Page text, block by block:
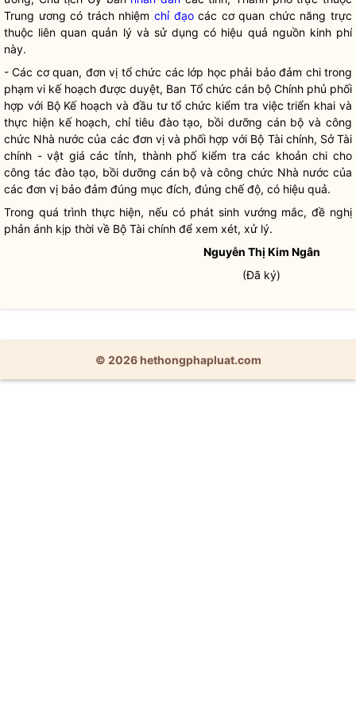
Trung ương có trách nhiệm chỉ đạocác cơ quan chức năng trực
thuộc liên quan quản lý và sử dụng có hiệu quả nguồn kinh phí
này.
- Các cơ quan, đơn vị tổ chức các lớp học phải bảo đảm chi trong
phạm vi kế hoạch được duyệt, Ban Tổ chức cán bộ Chính phủ phối
hợp với Bộ Kế hoạch và đầu tư tổ chức kiểm tra việc triển khai và
thực hiện kế hoạch, chỉ tiêu đào tạo, bồi dưỡng cán bộ và công
chức Nhà nước của các đơn vị và phối hợp với Bộ Tài chính, Sở Tài
chính - vật giá các tỉnh, thành phố kiểm tra các khoản chi cho
công tác đào tạo, bồi dưỡng cán bộ và công chức Nhà nước của
các đơn vị bảo đảm đúng mục đích, đúng chế độ, có hiệu quả.
Trong quá trình thực hiện, nếu có phát sinh vướng mắc, đề nghị
phản ánh kịp thời về Bộ Tài chính để xem xét, xử lý.
Nguyễn Thị Kim Ngân
(Đã ký)
© 2026 hethongphapluat.com